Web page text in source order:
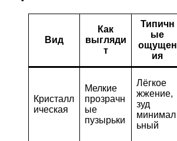
Вид
Как
выгляди
т
Типичн
ые
ощущен
ия
Кристалл
ическая
Мелкие
прозрачн
ые
пузырьки
Лёгкое
жжение,
зуд
минимал
ьный